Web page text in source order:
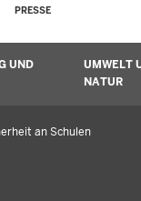
PRESSE
UND
UMWELT
NATUR
an Schulen